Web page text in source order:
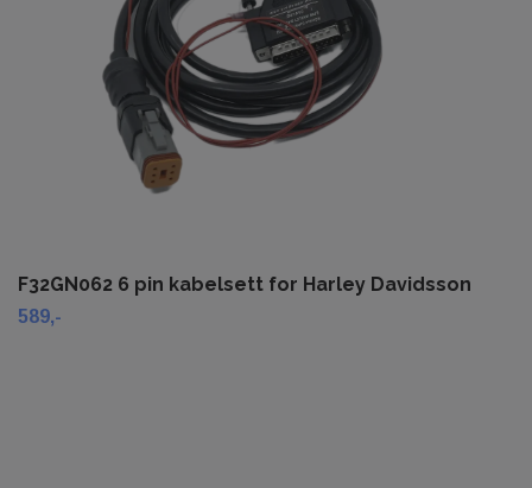
F32GN062 6 pin kabelsett for Harley Davidsson
589,-